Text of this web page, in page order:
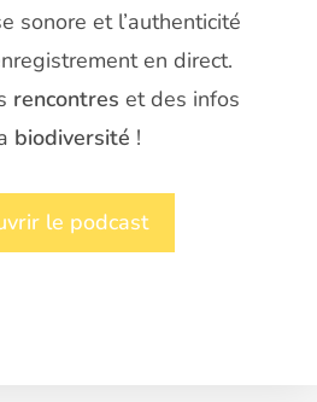
sonore et l’authenticité
en direct.
rencontres et des infos
biodiversité !
le podcast